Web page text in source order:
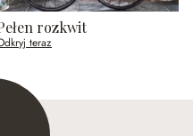
rozkwit
teraz